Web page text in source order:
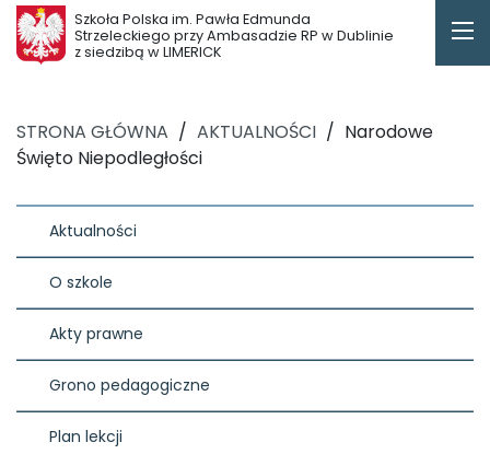
Szkoła Polska im. Pawła Edmunda
Strzeleckiego przy Ambasadzie RP w Dublinie
z siedzibą w LIMERICK
STRONA GŁÓWNA / AKTUALNOŚCI / Narodowe
Święto Niepodległości
Aktualności
O szkole
Akty prawne
Grono pedagogiczne
Plan lekcji